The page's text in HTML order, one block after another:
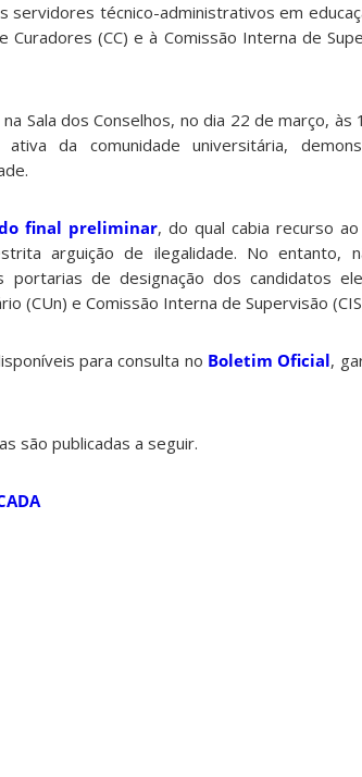
técnico-administrativos em
(CC) e à Comissão Interna de
Sala dos Conselhos, no dia 22 de março, às
da comunidade universitária,
final preliminar, do qual cabia recurso ao
arguição de ilegalidade. No entanto,
portarias de designação dos candidatos
(CUn) e Comissão Interna de Supervisão
para consulta no Boletim Oficial,
são publicadas a seguir.